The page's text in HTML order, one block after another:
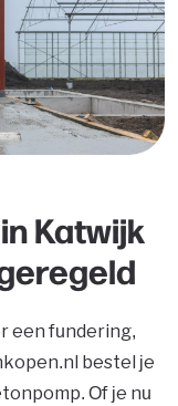
Katwijk
een fundering,
bestel je
Of je nu